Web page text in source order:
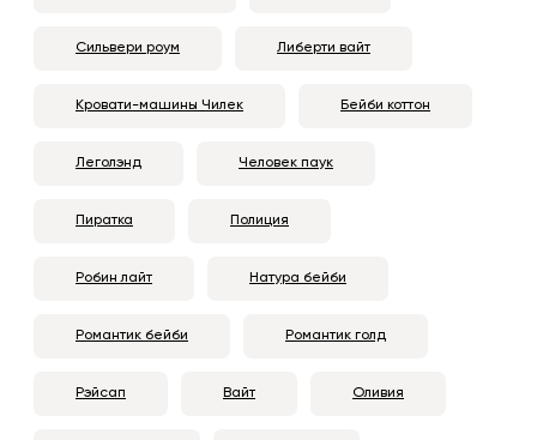
Сильвери роум Либерти вайт
Кровати-машины Чилек Бейби коттон
Леголэнд Человек паук
Пиратка Полиция
Робин лайт Натура бейби
Романтик бейби Романтик голд
Рэйсап Вайт Оливия